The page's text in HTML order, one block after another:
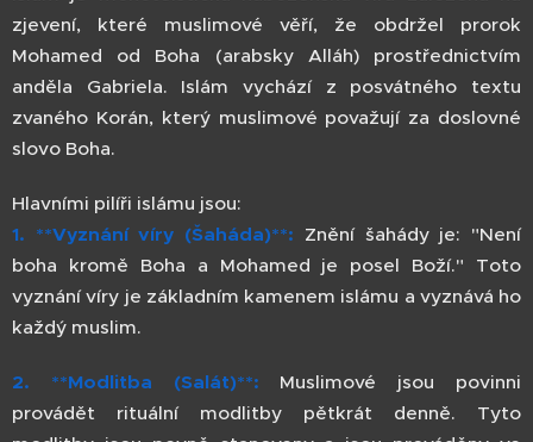
zjevení, které muslimové věří, že obdržel prorok
Mohamed od Boha (arabsky Alláh) prostřednictvím
anděla Gabriela. Islám vychází z posvátného textu
zvaného Korán, který muslimové považují za doslovné
slovo Boha.
Hlavními pilíři islámu jsou:
1. **Vyznání víry (Šaháda)**: Znění šahády je: "Není
boha kromě Boha a Mohamed je posel Boží." Toto
vyznání víry je základním kamenem islámu a vyznává ho
každý muslim.
2. **Modlitba (Salát)**: Muslimové jsou povinni
provádět rituální modlitby pětkrát denně. Tyto